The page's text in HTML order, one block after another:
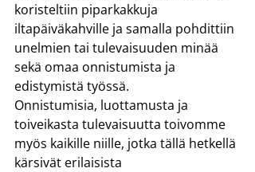
koristeltiin piparkakkuja
iltapäiväkahville ja samalla pohdittiin
unelmien tai tulevaisuuden minää
sekä omaa onnistumista ja
edistymistä työssä.
Onnistumisia, luottamusta ja
toiveikasta tulevaisuutta toivomme
myös kaikille niille, jotka tällä hetkellä
kärsivät erilaisista